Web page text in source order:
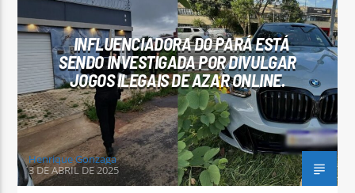
Arara Azul FM
INFLUENCIADORA DO PARÁ ESTÁ
SENDO INVESTIGADA POR DIVULGAR
JOGOS ILEGAIS DE AZAR ONLINE.
Henrique Gonzaga
3 DE ABRIL DE 2025